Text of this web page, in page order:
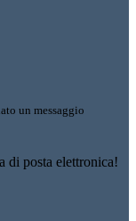
un messaggio
di posta elettronica!